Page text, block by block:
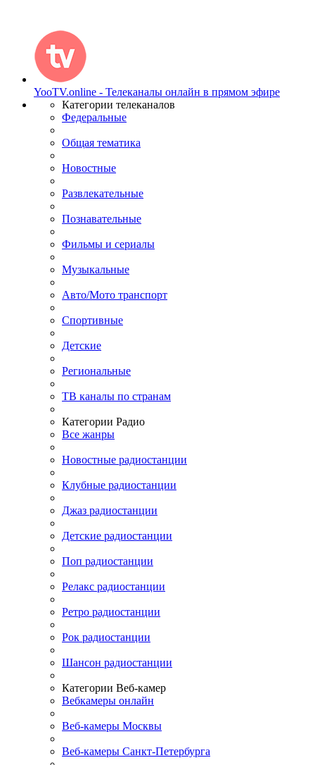
YooTV.online - Телеканалы онлайн в прямом эфире
Категории телеканалов
Федеральные
Общая тематика
Новостные
Развлекательные
Познавательные
Фильмы и сериалы
Музыкальные
Авто/Мото транспорт
Спортивные
Детские
Региональные
ТВ каналы по странам
Категории Радио
Все жанры
Новостные радиостанции
Клубные радиостанции
Джаз радиостанции
Детские радиостанции
Поп радиостанции
Релакс радиостанции
Ретро радиостанции
Рок радиостанции
Шансон радиостанции
Категории Веб-камер
Вебкамеры онлайн
Веб-камеры Москвы
Веб-камеры Санкт-Петербурга